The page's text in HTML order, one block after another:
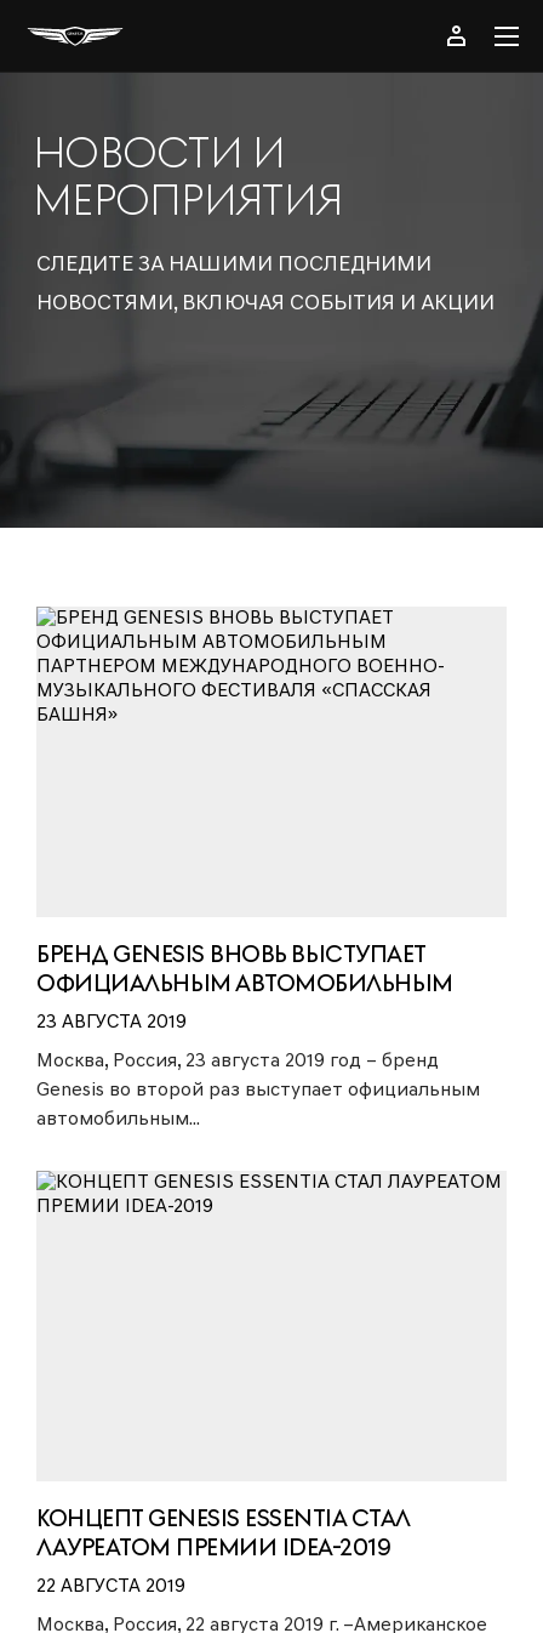
НОВОСТИ И
МЕРОПРИЯТИЯ
СЛЕДИТЕ ЗА НАШИМИ ПОСЛЕДНИМИ
НОВОСТЯМИ, ВКЛЮЧАЯ СОБЫТИЯ И АКЦИИ
БРЕНД GENESIS ВНОВЬ ВЫСТУПАЕТ
ОФИЦИАЛЬНЫМ АВТОМОБИЛЬНЫМ
ПАРТНЕРОМ МЕЖДУНАРОДНОГО
«СПАССКАЯ БАШНЯ»
23 АВГУСТА 2019
Москва, Россия, 23 августа 2019 год – бренд
Genesis во второй раз выступает официальным
автомобильным...
КОНЦЕПТ GENESIS ESSENTIA СТАЛ
ЛАУРЕАТОМ ПРЕМИИ IDEA-2019
22 АВГУСТА 2019
Москва, Россия, 22 августа 2019 г. –Американское